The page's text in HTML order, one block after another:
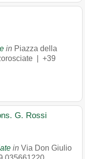
in Piazza della
+39
G. Rossi
in Via Don Giulio